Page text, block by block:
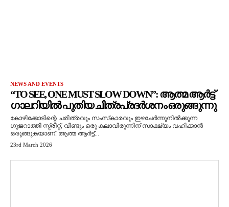
NEWS AND EVENTS
“TO SEE, ONE MUST SLOW DOWN”: ആത്മ ആർട്ട്
ഗാലറിയിൽ പുതിയ ചിത്രപ്രദർശനം ഒരുങ്ങുന്നു
കോഴിക്കോടിന്റെ ചരിത്രവും സംസ്‌കാരവും ഇഴചേർന്നുനിൽക്കുന്ന
ഗുജറാത്തി സ്ട്രീറ്റ്, വീണ്ടും ഒരു കലാവിരുന്നിന് സാക്ഷ്യം വഹിക്കാൻ
ഒരുങ്ങുകയാണ്. ആത്മ ആർട്ട്...
23rd March 2026